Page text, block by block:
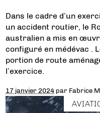
Dans le cadre d’un
un accident routier, le
australien a mis en
configuré en médévac .
portion de route
l’exercice.
17 janvier 2024 par Fabrice